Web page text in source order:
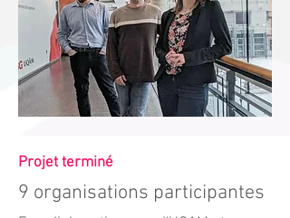
Projet terminé
9 organisations participantes